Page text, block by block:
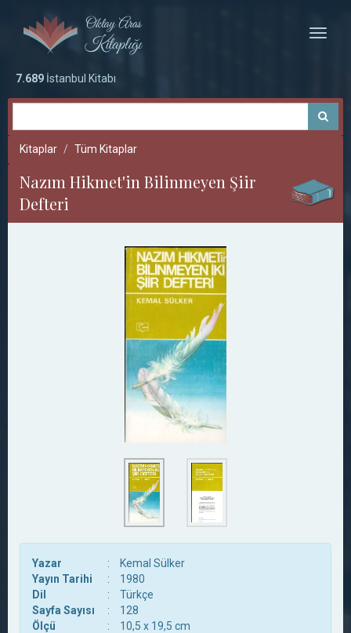
Toggle
7.689 İstanbul Kitabı
Kitaplar Tüm Kitaplar
Nazım Hikmet'in Bilinmeyen Şiir
Defteri
Yazar :
Kemal Sülker
Yayın Tarihi
:
1980
Dil
:
Türkçe
Sayfa Sayısı
:
128
Ölçü
:
10,5 x 19,5 cm